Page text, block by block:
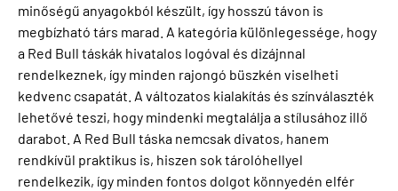
minőségű anyagokból készült, így hosszú távon is
megbízható társ marad. A kategória különlegessége, hogy
a Red Bull táskák hivatalos logóval és dizájnnal
rendelkeznek, így minden rajongó büszkén viselheti
kedvenc csapatát. A változatos kialakítás és színválaszték
lehetővé teszi, hogy mindenki megtalálja a stílusához illő
darabot. A Red Bull táska nemcsak divatos, hanem
rendkívül praktikus is, hiszen sok tárolóhellyel
rendelkezik, így minden fontos dolgot könnyedén elfér